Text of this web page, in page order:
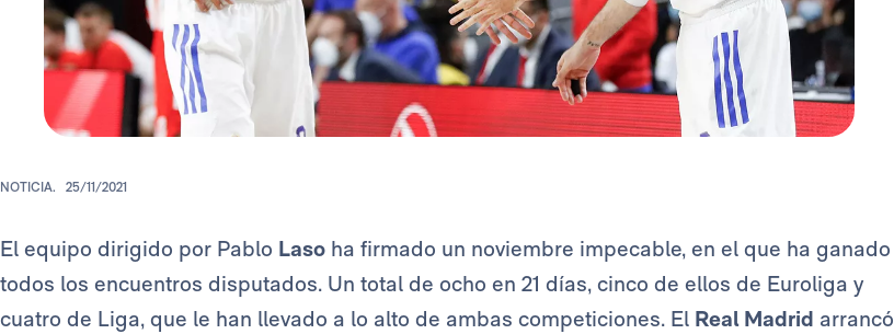
NOTICIA. 25/11/2021
El equipo dirigido por Pablo Laso ha firmado un noviembre impecable, en el que ha ganado
todos los encuentros disputados. Un total de ocho en 21 días, cinco de ellos de Euroliga y
cuatro de Liga, que le han llevado a lo alto de ambas competiciones. El Real Madrid arrancó